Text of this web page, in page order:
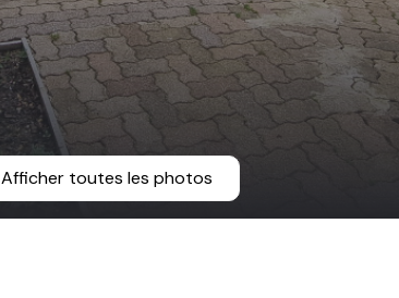
Afficher toutes les photos